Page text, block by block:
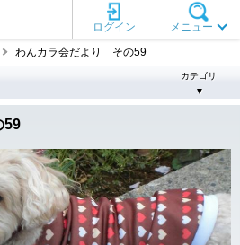
メニュー
ログイン
わんカラ会だより その59
カテゴリ
▼
59